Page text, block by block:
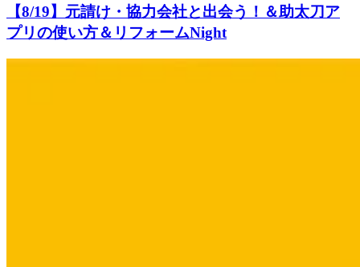
【8/19】元請け・協力会社と出会う！＆助太刀ア
プリの使い方＆リフォームNight